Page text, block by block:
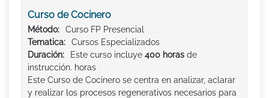
Curso de Cocinero
Método:
Curso FP Presencial
Tematica:
Cursos Especializados
Duración:
Este curso incluye 400 horas de
instrucción. horas
Este Curso de Cocinero se centra en analizar, aclarar
y realizar los procesos regenerativos necesarios para